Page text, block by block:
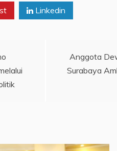
Linkedin
Anggota
Surabaya